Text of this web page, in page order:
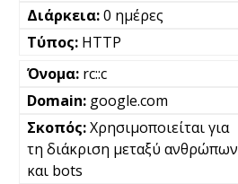
0 ημέρες
HTTP
rc::c
google.com
Χρησιμοποιείται για
τη διάκριση μεταξύ ανθρώπων
και bots